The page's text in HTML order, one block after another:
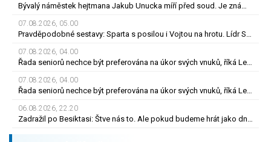
Bývalý náměstek hejtmana Jakub Unucka míří před soud. Je znám termín jednání
07.08.2026, 05.00
Pravděpodobné sestavy: Sparta s posilou i Vojtou na hrotu. Lídr Slavie už v základu
07.08.2026, 04.00
Řada seniorů nechce být preferována na úkor svých vnuků, říká Lenka Desatová
07.08.2026, 04.00
Řada seniorů nechce být preferována na úkor svých vnuků, říká Lenka Desatová
06.08.2026, 22.20
Zadražil po Besiktasi: Štve nás to. Ale pokud budeme hrát jako dnes... Co se stalo u gólu?